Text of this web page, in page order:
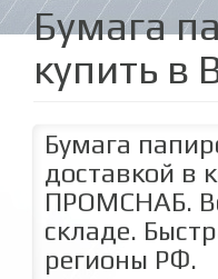
Бумага
купить в
Бумага
доставкой в
ПРОМСНАБ.
складе.
регионы РФ.